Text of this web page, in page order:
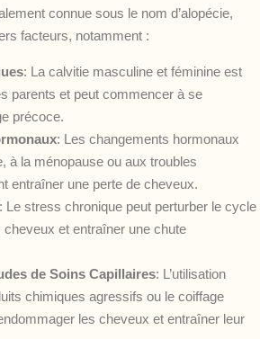
connue sous le nom d’alopécie,
facteurs, notamment :
: La calvitie masculine et féminine est
parents et peut commencer à se
précoce.
: Les changements hormonaux
à la ménopause ou aux troubles
entraîner une perte de cheveux.
: Le stress chronique peut perturber le cycle
et entraîner une chute
de Soins Capillaires: L’utilisation
chimiques agressifs ou le coiffage
les cheveux et entraîner leur